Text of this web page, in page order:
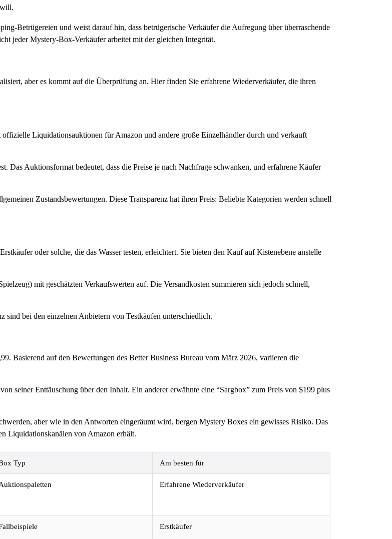
Betrügereien und weist darauf hin, dass betrügerische Verkäufer die Aufregung über überraschende
jeder Mystery-Box-Verkäufer arbeitet mit der gleichen Integrität.
aber es kommt auf die Überprüfung an. Hier finden Sie erfahrene Wiederverkäufer, die ihren
Liquidationsauktionen für Amazon und andere große Einzelhändler durch und verkauft
Das Auktionsformat bedeutet, dass die Preise je nach Nachfrage schwanken, und erfahrene Käufer
Zustandsbewertungen. Diese Transparenz hat ihren Preis: Beliebte Kategorien werden schnell
oder solche, die das Wasser testen, erleichtert. Sie bieten den Kauf auf Kistenebene anstelle
mit geschätzten Verkaufswerten auf. Die Versandkosten summieren sich jedoch schnell,
bei den einzelnen Anbietern von Testkäufen unterschiedlich.
Basierend auf den Bewertungen des Better Business Bureau vom März 2026, variieren die
seiner Enttäuschung über den Inhalt. Ein anderer erwähnte eine “Sargbox” zum Preis von $199 plus
aber wie in den Antworten eingeräumt wird, bergen Mystery Boxes ein gewisses Risiko. Das
Liquidationskanälen von Amazon erhält.
Typ Am besten für
Erfahrene Wiederverkäufer
Erstkäufer